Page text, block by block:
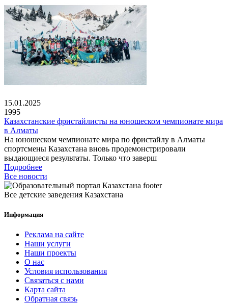
15.01.2025
1995
Казахстанские фристайлисты на юношеском чемпионате мира
в Алматы
На юношеском чемпионате мира по фристайлу в Алматы
спортсмены Казахстана вновь продемонстрировали
выдающиеся результаты. Только что заверш
Подробнее
Все новости
Все детские заведения Казахстана
Информация
Реклама на сайте
Наши услуги
Наши проекты
О нас
Условия использования
Связаться с нами
Карта сайта
Обратная связь